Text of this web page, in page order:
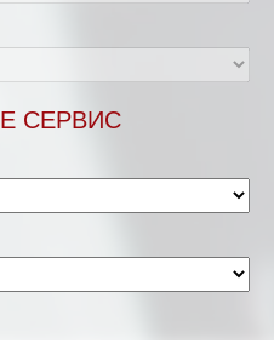
СЕРВИС